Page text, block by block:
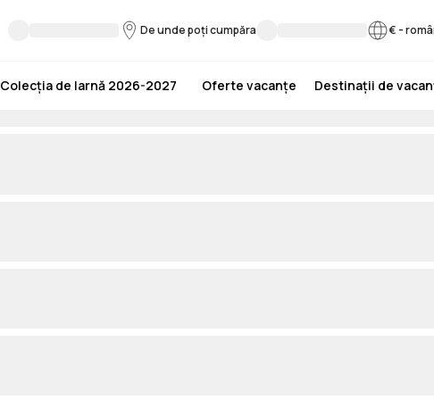
De unde poți cumpăra € -
Colecția de Iarnă 2026-2027 Oferte vacanțe Destinații de